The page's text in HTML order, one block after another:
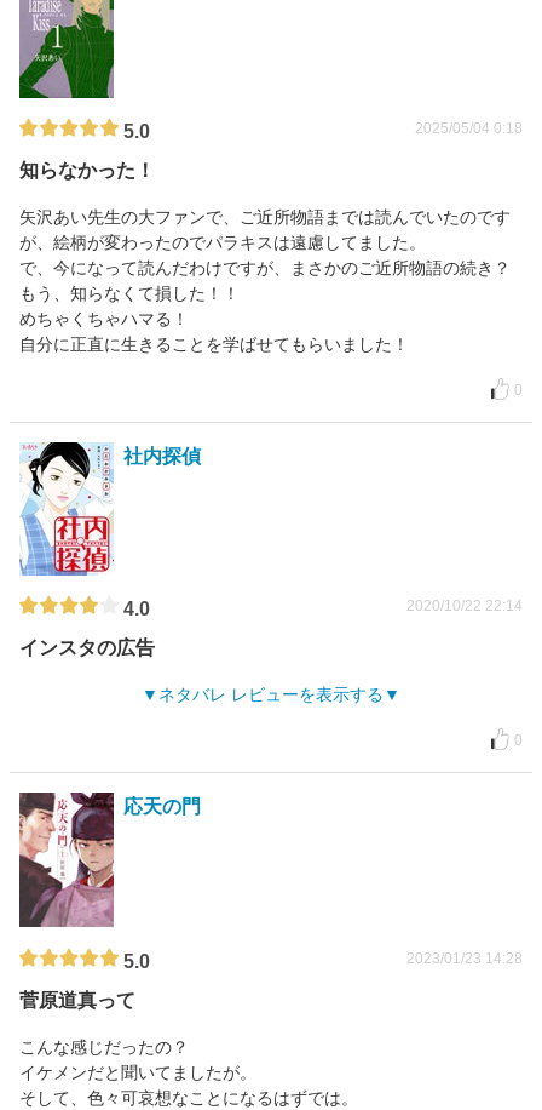
5.0 2025/05/04 0:18
知らなかった！
矢沢あい先生の大ファンで、ご近所物語までは読んでいたのです
が、絵柄が変わったのでパラキスは遠慮してました。
で、今になって読んだわけですが、まさかのご近所物語の続き？
もう、知らなくて損した！！
めちゃくちゃハマる！
自分に正直に生きることを学ばせてもらいました！
0
社内探偵
4.0 2020/10/22 22:14
インスタの広告
ネタバレ レビューを表示する
0
応天の門
5.0 2023/01/23 14:28
菅原道真って
こんな感じだったの？
イケメンだと聞いてましたが。
そして、色々可哀想なことになるはずでは。